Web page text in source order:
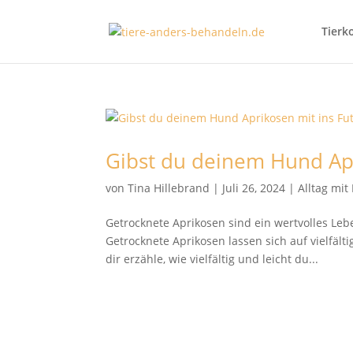
Gibst du deinem Hund
vonTina Hillebrand | Juli 26, 2024 |Alltag mit
Getrocknete Aprikosen sind ein wertvolles
Getrocknete Aprikosen lassen sich auf
dir erzähle, wie vielfältig und leicht du...